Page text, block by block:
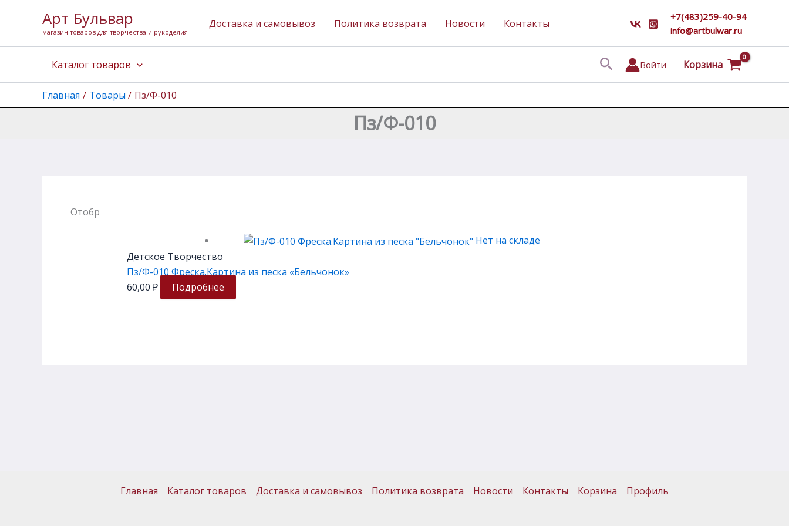
содержимому
Арт Бульвар
магазин товаров для творчества и рукоделия
Доставка и самовывоз Политика возврата Новости Контакты
+7(483)259-40-94
info@artbulwar.ru
Каталог товаров ПоискВойти Корзина
Главная Товары Пз/Ф-010
Пз/Ф-010
Отображение единственного товара
Нет на складе
Детское Творчество
Пз/Ф-010 Фреска.Картина из песка «Бельчонок»
60,00 ₽ Подробнее
Главная Каталог товаров Доставка и самовывоз Политика возврата Новости Контакты Корзина Профиль